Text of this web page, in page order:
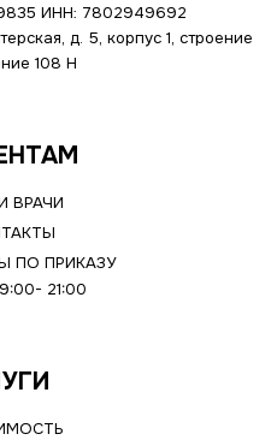
ИНН: 7802949692
д. 5, корпус 1, строение
108 Н
ВРАЧИ
ПО ПРИКАЗУ
21:00